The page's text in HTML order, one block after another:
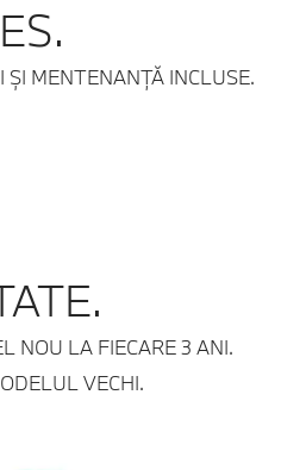
ŞI MENTENANŢĂ INCLUSE.
NOU LA FIECARE 3 ANI.
VECHI.